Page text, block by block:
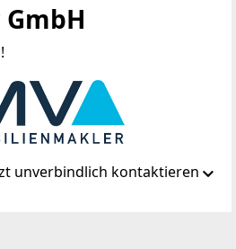
unverbindlich kontaktieren